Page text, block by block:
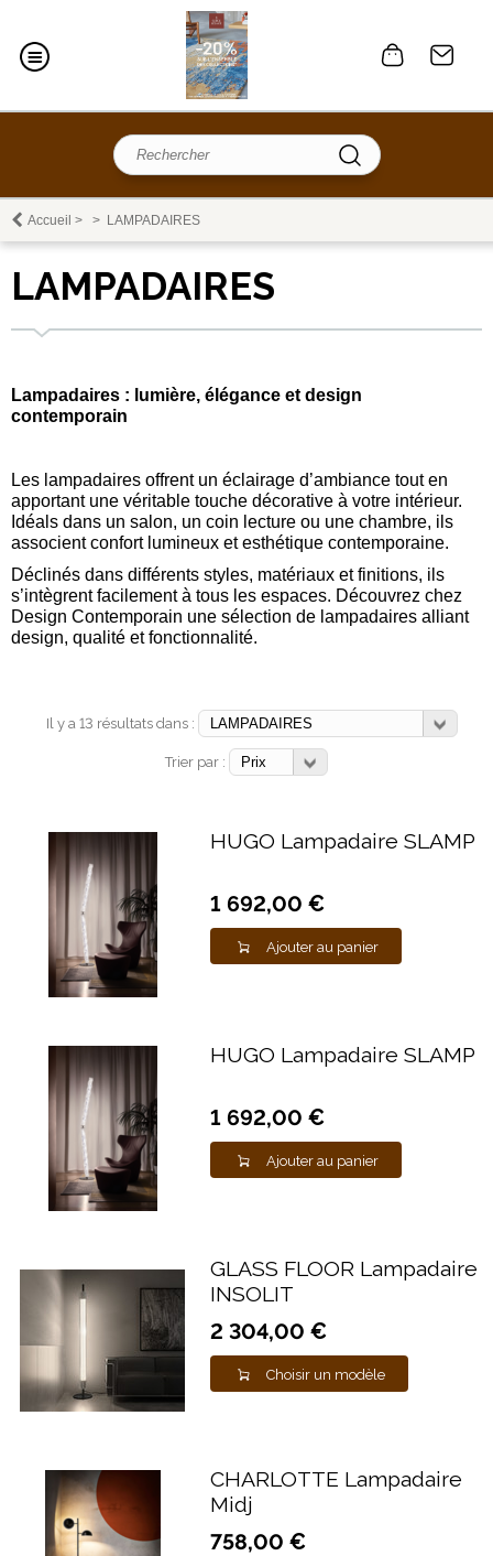
Accueil > > LAMPADAIRES
LAMPADAIRES
Lampadaires : lumière, élégance et design
contemporain
Les lampadaires offrent un éclairage d’ambiance tout en
apportant une véritable touche décorative à votre intérieur.
Idéals dans un salon, un coin lecture ou une chambre, ils
associent confort lumineux et esthétique contemporaine.
Déclinés dans différents styles, matériaux et finitions, ils
s’intègrent facilement à tous les espaces. Découvrez chez
Design Contemporain une sélection de lampadaires alliant
design, qualité et fonctionnalité.
Il y a 13 résultats dans :
Trier par :
HUGO Lampadaire SLAMP
1 692,00 €
Ajouter au panier
HUGO Lampadaire SLAMP
1 692,00 €
Ajouter au panier
GLASS FLOOR Lampadaire
INSOLIT
2 304,00 €
Choisir un modèle
CHARLOTTE Lampadaire
Midj
758,00 €